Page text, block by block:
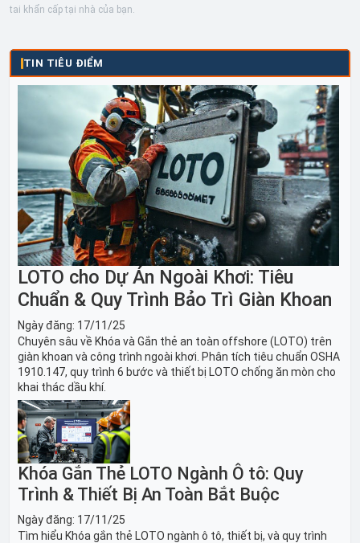
tai khẩn cấp tại nhà của bạn.
TIN TIÊU ĐIỂM
LOTO cho Dự Án Ngoài Khơi: Tiêu
Chuẩn & Quy Trình Bảo Trì Giàn Khoan
Ngày đăng: 17/11/25
Chuyên sâu về Khóa và Gắn thẻ an toàn offshore (LOTO) trên
giàn khoan và công trình ngoài khơi. Phân tích tiêu chuẩn OSHA
1910.147, quy trình 6 bước và thiết bị LOTO chống ăn mòn cho
khai thác dầu khí.
Khóa Gắn Thẻ LOTO Ngành Ô tô: Quy
Trình & Thiết Bị An Toàn Bắt Buộc
Ngày đăng: 17/11/25
Tìm hiểu Khóa gắn thẻ LOTO ngành ô tô, thiết bị, và quy trình